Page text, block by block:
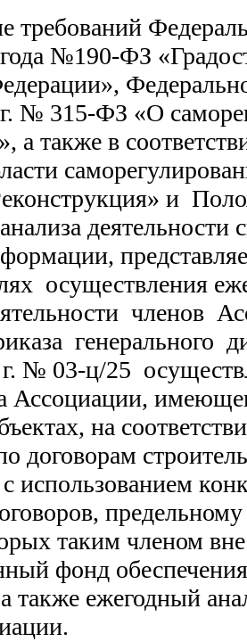
требований
№190-ФЗ
г. № 315-ФЗ «О
а также в
и
деятельности
осуществления
членов
генерального
г. № 03-ц/25
Ассоциации,
на
договорам
использованием
предельному
таким членом
фонд
а также ежегодный